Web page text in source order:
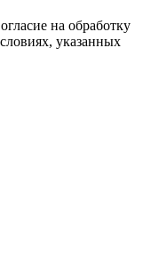
на обработку
указанных